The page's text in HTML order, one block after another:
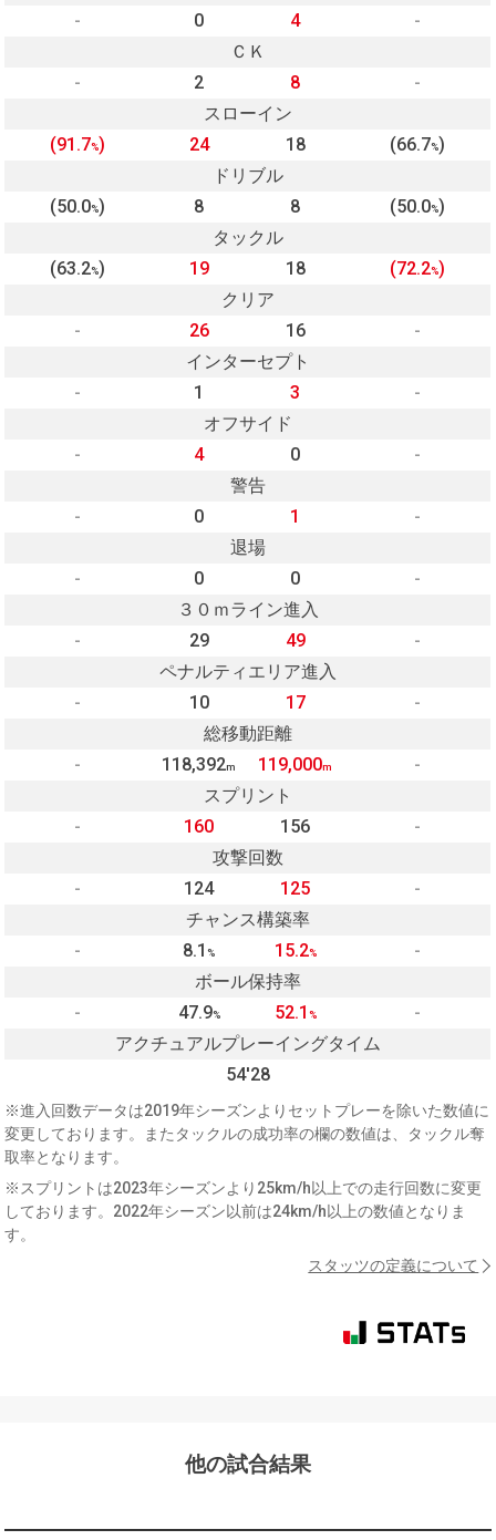
-
0 4
-
ＣＫ
-
2 8
-
スローイン
(91.7%) 24 18 (66.7%)
ドリブル
(50.0%) 8 8 (50.0%)
タックル
(63.2%) 19 18 (72.2%)
クリア
-
26 16
-
インターセプト
-
1 3
-
オフサイド
-
4 0
-
警告
-
0 1
-
退場
-
0 0
-
３０ｍライン進入
-
29 49
-
ペナルティエリア進入
-
10 17
-
総移動距離
-
118,392m 119,000m
-
スプリント
-
160 156
-
攻撃回数
-
124 125
-
チャンス構築率
-
8.1% 15.2%
-
ボール保持率
-
47.9% 52.1 %
-
アクチュアルプレーイングタイム
54'28
※進入回数データは2019年シーズンよりセットプレーを除いた数値に
変更しております。またタックルの成功率の欄の数値は、タックル奪
取率となります。
※スプリントは2023年シーズンより25km/h以上での走行回数に変更
しております。2022年シーズン以前は24km/h以上の数値となりま
す。
スタッツの定義について
他の試合結果